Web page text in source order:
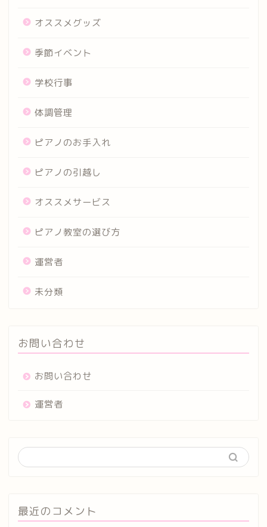
オススメグッズ
季節イベント
学校行事
体調管理
ピアノのお手入れ
ピアノの引越し
オススメサービス
ピアノ教室の選び方
運営者
未分類
お問い合わせ
お問い合わせ
運営者
最近のコメント